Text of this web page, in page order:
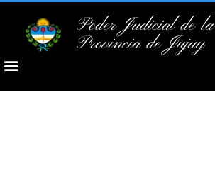
Poder Judicial de la
Provincia de Jujuy